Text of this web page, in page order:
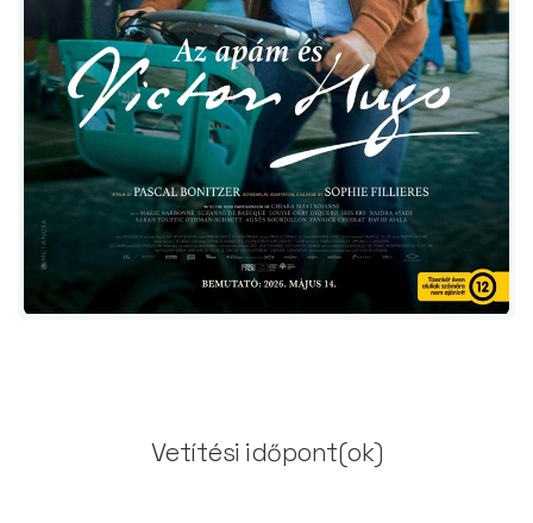
Vetítési időpont(ok)